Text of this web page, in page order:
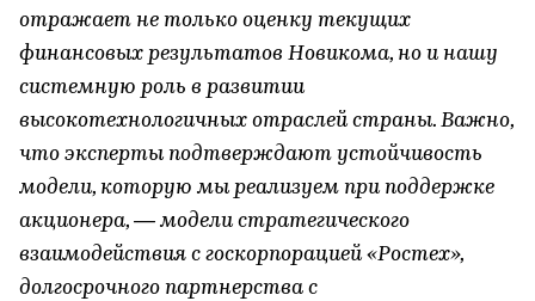
отражает не только оценку текущих
финансовых результатов Новикома, но и нашу
системную роль в развитии
высокотехнологичных отраслей страны. Важно,
что эксперты подтверждают устойчивость
модели, которую мы реализуем при поддержке
акционера, — модели стратегического
взаимодействия с госкорпорацией «Ростех»,
долгосрочного партнерства с